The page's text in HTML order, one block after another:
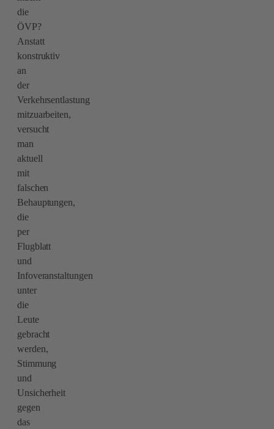
die
ÖVP?
Anstatt
konstruktiv
an
der
Verkehrsentlastung
mitzuarbeiten,
versucht
man
aktuell
mit
falschen
Behauptungen,
die
per
Flugblatt
und
Infoveranstaltungen
unter
die
Leute
gebracht
werden,
Stimmung
und
Unsicherheit
gegen
das